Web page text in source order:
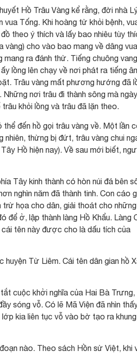
Hồ Trâu Vàng kể rằng, đời nhà
Tống. Khi hoàng tử khỏi bệnh,
theo ý thích và lấy bao nhiêu tùy
vàng) cho vào bao mang về dâng
mang ra đánh thử. Tiếng chuông vang
lồng lên chạy về nơi phát ra tiếng
Trâu vàng mất phương hướng đã
nơi trâu đi thành sông mà
khỏi lồng và trâu đã lặn theo.
đến hồ gọi trâu vàng về. Một lần
thừng bị đứt, trâu vàng chui
Hồ hiện nay). Về sau mới biết,
Tây kinh thành có hòn núi đá bên
nghìn năm đã thành tinh. Con cáo
trừ họa cho dân, giải thoát cho những
để ở, lập thành làng Hồ Khẩu. Làng
tên này được cho là dấu tích của
Từ Liêm. Cái tên dân gian hồ
cuộc khởi nghĩa của Hai Bà Trưng,
sóng vỗ. Có lẽ Mã Viện đã nhìn
kia liên tục vỗ vào bờ tạo ra khung
nào. Theo sách Hồn sử Việt, khi